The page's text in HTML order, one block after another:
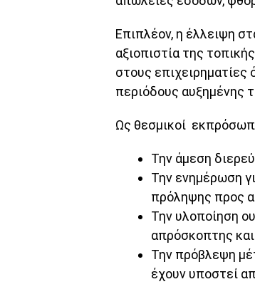
Επιπλέον, η έλλειψη
αξιοπιστία της
στους επιχειρηματίες
περιόδους αυξημένης
Ως θεσμικοί
Την άμεση
Την ενημέρωση
πρόληψης προς
Την υλοποίηση
απρόσκοπτης
Την πρόβλεψη
έχουν υποστεί